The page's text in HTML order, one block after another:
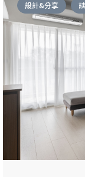
設計&分享